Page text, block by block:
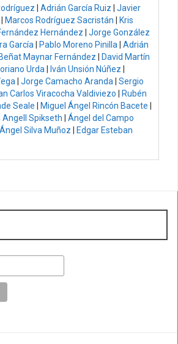
Adrián García Ruiz
Javier
Marcos Rodríguez Sacristán
Kris
Hernández
Jorge González
García Pablo Moreno Pinilla Adrián
Beñat Maynar Fernández
David Martín
Urda Iván Unsión Núñez
Jorge Camacho Aranda Sergio
Carlos Viracocha Valdiviezo
Rubén
Seale Miguel Ángel Rincón Bacete
Angell Spikseth
Ángel del Campo
Silva Muñoz
Edgar Esteban